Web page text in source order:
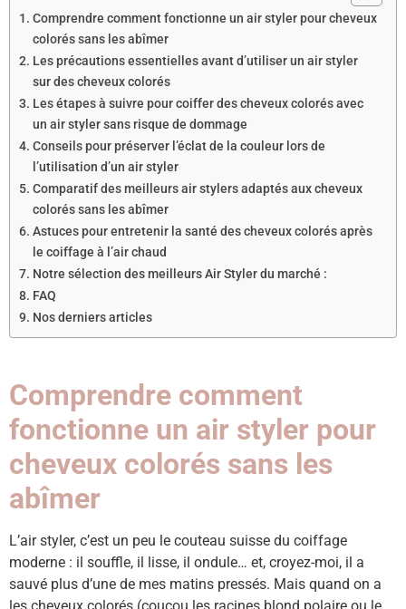
Comprendre comment fonctionne un air styler pour cheveux
colorés sans les abîmer
Les précautions essentielles avant d’utiliser un air styler
sur des cheveux colorés
Les étapes à suivre pour coiffer des cheveux colorés avec
un air styler sans risque de dommage
Conseils pour préserver l’éclat de la couleur lors de
l’utilisation d’un air styler
Comparatif des meilleurs air stylers adaptés aux cheveux
colorés sans les abîmer
Astuces pour entretenir la santé des cheveux colorés après
le coiffage à l’air chaud
Notre sélection des meilleurs Air Styler du marché :
FAQ
Nos derniers articles
Comprendre comment
fonctionne un air styler pour
cheveux colorés sans les
abîmer
L’air styler, c’est un peu le couteau suisse du coiffage
moderne : il souffle, il lisse, il ondule… et, croyez-moi, il a
sauvé plus d’une de mes matins pressés. Mais quand on a